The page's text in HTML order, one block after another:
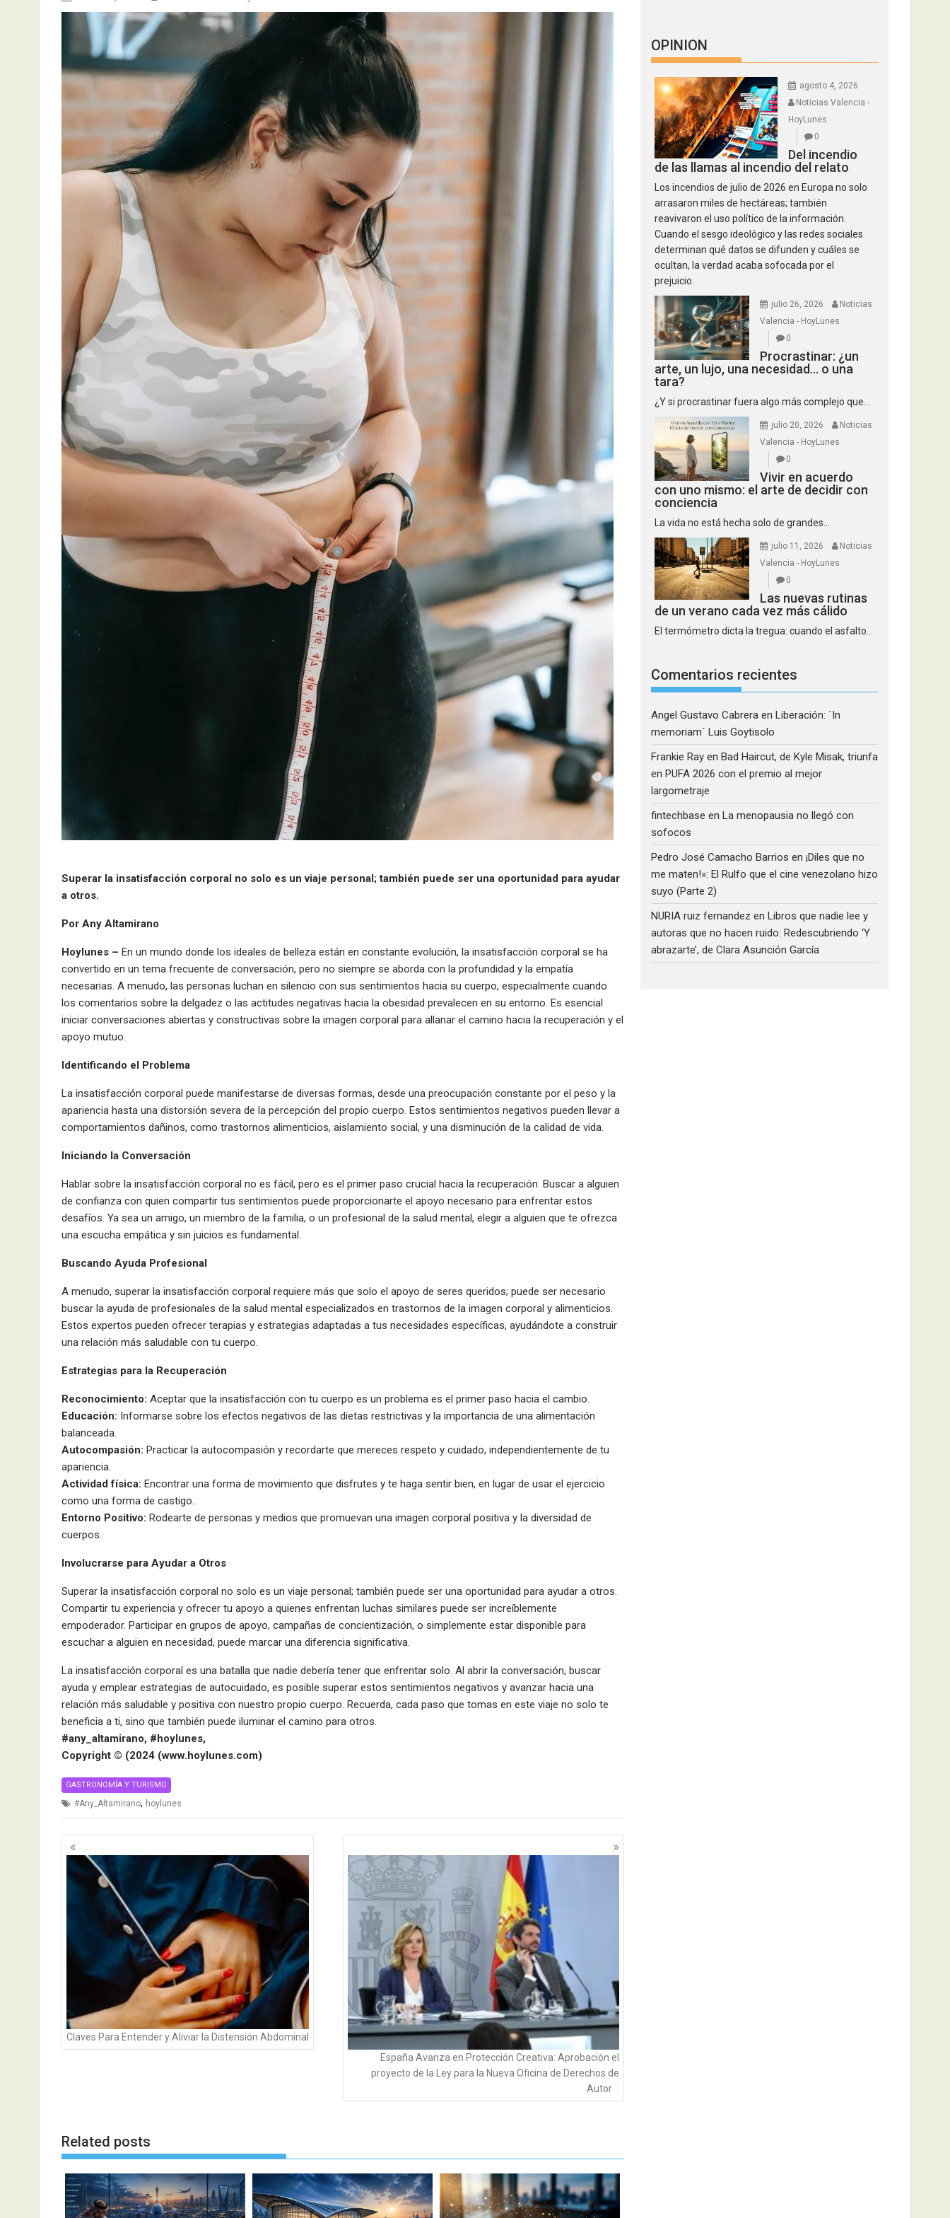
Superar la insatisfacción corporal no solo es un viaje personal; también puede ser una oportunidad para ayudar
a otros.
Por Any Altamirano
Hoylunes – En un mundo donde los ideales de belleza están en constante evolución, la insatisfacción corporal se ha
convertido en un tema frecuente de conversación, pero no siempre se aborda con la profundidad y la empatía
necesarias. A menudo, las personas luchan en silencio con sus sentimientos hacia su cuerpo, especialmente cuando
los comentarios sobre la delgadez o las actitudes negativas hacia la obesidad prevalecen en su entorno. Es esencial
iniciar conversaciones abiertas y constructivas sobre la imagen corporal para allanar el camino hacia la recuperación y el
apoyo mutuo.
Identificando el Problema
La insatisfacción corporal puede manifestarse de diversas formas, desde una preocupación constante por el peso y la
apariencia hasta una distorsión severa de la percepción del propio cuerpo. Estos sentimientos negativos pueden llevar a
comportamientos dañinos, como trastornos alimenticios, aislamiento social, y una disminución de la calidad de vida.
Iniciando la Conversación
Hablar sobre la insatisfacción corporal no es fácil, pero es el primer paso crucial hacia la recuperación. Buscar a alguien
de confianza con quien compartir tus sentimientos puede proporcionarte el apoyo necesario para enfrentar estos
desafíos. Ya sea un amigo, un miembro de la familia, o un profesional de la salud mental, elegir a alguien que te ofrezca
una escucha empática y sin juicios es fundamental.
Buscando Ayuda Profesional
A menudo, superar la insatisfacción corporal requiere más que solo el apoyo de seres queridos; puede ser necesario
buscar la ayuda de profesionales de la salud mental especializados en trastornos de la imagen corporal y alimenticios.
Estos expertos pueden ofrecer terapias y estrategias adaptadas a tus necesidades específicas, ayudándote a construir
una relación más saludable con tu cuerpo.
Estrategias para la Recuperación
Reconocimiento: Aceptar que la insatisfacción con tu cuerpo es un problema es el primer paso hacia el cambio.
Educación: Informarse sobre los efectos negativos de las dietas restrictivas y la importancia de una alimentación
balanceada.
Autocompasión: Practicar la autocompasión y recordarte que mereces respeto y cuidado, independientemente de tu
apariencia.
Actividad física: Encontrar una forma de movimiento que disfrutes y te haga sentir bien, en lugar de usar el ejercicio
como una forma de castigo.
Entorno Positivo: Rodearte de personas y medios que promuevan una imagen corporal positiva y la diversidad de
cuerpos.
Involucrarse para Ayudar a Otros
Superar la insatisfacción corporal no solo es un viaje personal; también puede ser una oportunidad para ayudar a otros.
Compartir tu experiencia y ofrecer tu apoyo a quienes enfrentan luchas similares puede ser increíblemente
empoderador. Participar en grupos de apoyo, campañas de concientización, o simplemente estar disponible para
escuchar a alguien en necesidad, puede marcar una diferencia significativa.
La insatisfacción corporal es una batalla que nadie debería tener que enfrentar solo. Al abrir la conversación, buscar
ayuda y emplear estrategias de autocuidado, es posible superar estos sentimientos negativos y avanzar hacia una
relación más saludable y positiva con nuestro propio cuerpo. Recuerda, cada paso que tomas en este viaje no solo te
beneficia a ti, sino que también puede iluminar el camino para otros.
#any_altamirano, #hoylunes,
Copyright ©️ (2024 (www.hoylunes.com)
GASTRONOMÍA Y TURISMO
#Any_Altamirano, hoylunes
Navegación
de
entradas
Claves Para Entender y Aliviar la Distensión Abdominal
España Avanza en Protección Creativa: Aprobación el
proyecto de la Ley para la Nueva Oficina de Derechos de
Autor
Related posts
OPINION
agosto 4, 2026
Noticias Valencia -
HoyLunes
0
Del incendio
de las llamas al incendio del relato
Los incendios de julio de 2026 en Europa no solo
arrasaron miles de hectáreas; también
reavivaron el uso político de la información.
Cuando el sesgo ideológico y las redes sociales
determinan qué datos se difunden y cuáles se
ocultan, la verdad acaba sofocada por el
prejuicio.
julio 26, 2026
Noticias
Valencia - HoyLunes
0
Procrastinar: ¿un
arte, un lujo, una necesidad… o una
tara?
¿Y si procrastinar fuera algo más complejo que...
julio 20, 2026
Noticias
Valencia - HoyLunes
0
Vivir en acuerdo
con uno mismo: el arte de decidir con
conciencia
La vida no está hecha solo de grandes...
julio 11, 2026
Noticias
Valencia - HoyLunes
0
Las nuevas rutinas
de un verano cada vez más cálido
El termómetro dicta la tregua: cuando el asfalto...
Comentarios recientes
Angel Gustavo Cabrera en Liberación: ´In
memoriam´ Luis Goytisolo
Frankie Ray en Bad Haircut, de Kyle Misak, triunfa
en PUFA 2026 con el premio al mejor
largometraje
fintechbase en La menopausia no llegó con
sofocos
Pedro José Camacho Barrios en ¡Diles que no
me maten!»: El Rulfo que el cine venezolano hizo
suyo (Parte 2)
NURIA ruiz fernandez en Libros que nadie lee y
autoras que no hacen ruido: Redescubriendo ‘Y
abrazarte’, de Clara Asunción García